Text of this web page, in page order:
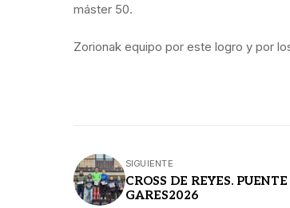
máster 50.
Zorionak equipo por este logro y por
SIGUIENTE
CROSS DE REYES. PUENTE LA REINA-
GARES2026